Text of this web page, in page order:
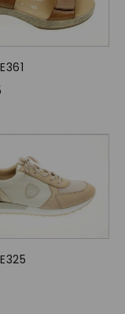
SELECTEREN
SELECTEREN